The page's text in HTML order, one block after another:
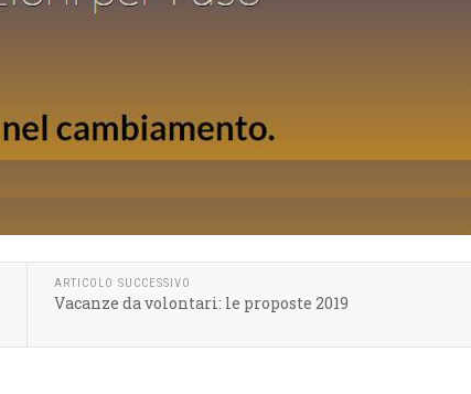
ARTICOLO SUCCESSIVO
Vacanze da volontari: le proposte 2019